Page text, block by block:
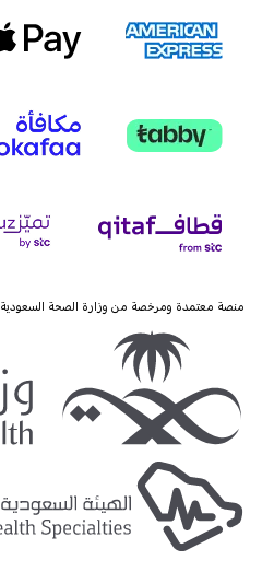
منصة معتمدة ومرخصة من وزارة الصحة السعودية